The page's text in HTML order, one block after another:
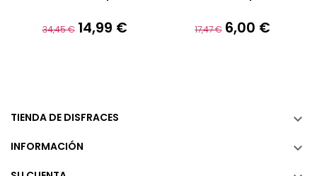
Precio
34,45 € Precio
14,99 €
Precio
17,47 € Precio
6,00 €
TIENDA DE DISFRACES 
INFORMACIÓN 